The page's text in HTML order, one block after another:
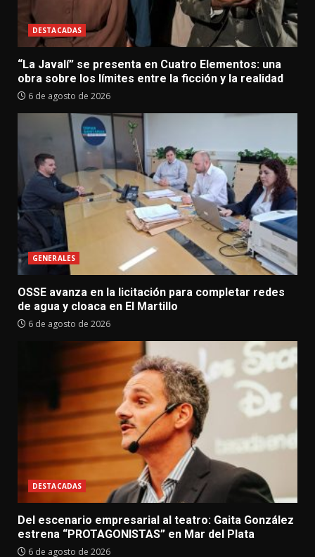
DESTACADAS
“La Javalí” se presenta en Cuatro Elementos: una
obra sobre los límites entre la ficción y la realidad
6 de agosto de 2026
GENERALES
OSSE avanza en la licitación para completar redes
de agua y cloaca en El Martillo
6 de agosto de 2026
DESTACADAS
Del escenario empresarial al teatro: Gaita González
estrena “PROTAGONISTAS” en Mar del Plata
6 de agosto de 2026